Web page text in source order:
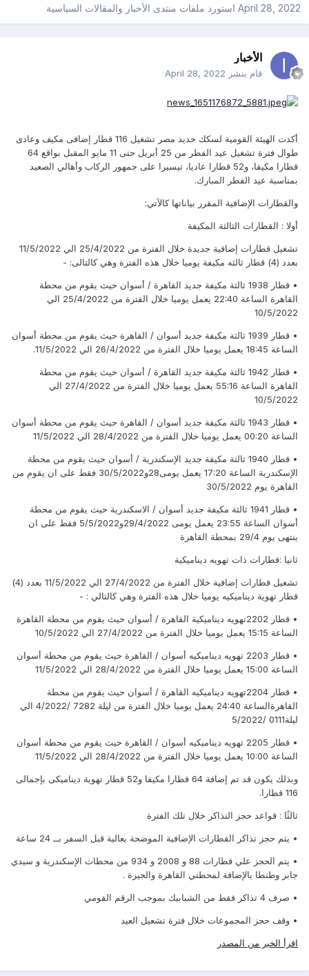
April 28, 2022استورد ملفات منتدى الأخبار والمقالات السياسية
الأخبار
قام بنشر April 28, 2022
أكدت الهيئة القومية لسكك حديد مصر تشغيل 116 قطار إضافى مكيف وعادى
طوال فترة تشغيل عيد الفطر من 25 أبريل حتى 11 مايو المقبل بواقع 64
قطارا مكيفا، و52 قطارا عاديا، تيسيرا على جمهور الركاب وأهالي الصعيد
بمناسبة عيد الفطر المبارك.
والقطارات الإضافية المقرر بياناتها كالآتي:
أولا : القطارات الثالثة المكيفة
تشغيل قطارات إضافية جديدة خلال الفترة من 25/4/2022 الي 11/5/2022
بعدد (4) قطار ثالثه مكيفة يوميا خلال هذه الفترة وهي كالتالى: -
• قطار 1938 ثالثة مكيفة جديد القاهرة / أسوان حيث يقوم من محطة
القاهرة الساعة 22:40 يعمل يوميا خلال الفترة من 25/4/2022 الي
10/5/2022
• قطار 1939 ثالثة مكيفة جديد أسوان / القاهرة حيث يقوم من محطة أسوان
الساعة 18:45 يعمل يوميا خلال الفترة من 26/4/2022 الي 11/5/2022.
• قطار 1942 ثالثة مكيفة جديد القاهرة / أسوان حيث يقوم من محطة
القاهرة الساعة 55:16 يعمل يوميا خلال الفترة من 27/4/2022 الي
10/5/2022
• قطار 1943 ثالثة مكيفة جديد أسوان / القاهرة حيث يقوم من محطة أسوان
الساعة 00:20 يعمل يوميا خلال الفترة من 28/4/2022 الي 11/5/2022
• قطار 1940 ثالثة مكيفة جديد الإسكندرية / أسوان حيث يقوم من محطة
الإسكندرية الساعة 17:20 يعمل يومى28و30/5/2022 فقط على ان يقوم من
القاهرة يوم 30/5/2022
• قطار 1941 ثالثة مكيفة جديد أسوان / الاسكندرية حيث يقوم من محطة
أسوان الساعة 23:55 يعمل يومى 29/4/2022و5/5/2022 فقط على ان
ينتهى يوم 29/4 بمحطة القاهرة
ثانيا :قطارات ذات تهويه ديناميكية
تشغيل قطارات إضافية خلال الفترة من 27/4/2022 الي 11/5/2022 بعدد (4)
قطار تهوية ديناميكيه يوميا خلال هذه الفترة وهي كالتالي : -
• قطار 2202تهويه ديناميكية القاهرة / أسوان حيث يقوم من محطة القاهرة
الساعة 15:15 يعمل يوميا خلال الفترة من 27/4/2022 الي 10/5/2022
• قطار 2203 تهويه ديناميكيه أسوان / القاهرة حيث يقوم من محطة أسوان
الساعة 15:00 يعمل يوميا خلال الفترة من 28/4/2022 الي 11/5/2022
• قطار 2204تهويه ديناميكيه القاهرة / أسوان حيث يقوم من محطة
القاهرةالساعة 24:40 يعمل يوميا خلال الفترة من ليلة 7282 /4/2022 الي
ليلة0111 /5/2022
• قطار 2205 تهويه ديناميكيه أسوان / القاهرة حيث يقوم من محطة أسوان
الساعة 10:00 يعمل يوميا خلال الفترة من 28/4/2022 الي 11/5/2022
وبذلك يكون قد تم إضافة 64 قطارا مكيفا و52 قطار تهوية ديناميكى بإجمالى
116 قطارا.
ثالثًا : قواعد حجز التذاكر خلال تلك الفترة
• يتم حجز تذاكر القطارات الإضافية الموضحة بعالية قبل السفر بــ 24 ساعة
• يتم الحجز علي قطارات 88 و 2008 و 934 من محطات الإسكندرية و سيدي
جابر وطنطا بالإضافة لمحطتي القاهرة والجيزة .
• صرف 4 تذاكر فقط من الشبابيك بموجب الرقم القومي
• وقف حجز المجموعات خلال فترة تشعيل العيد
اقرأ الخبر من المصدر